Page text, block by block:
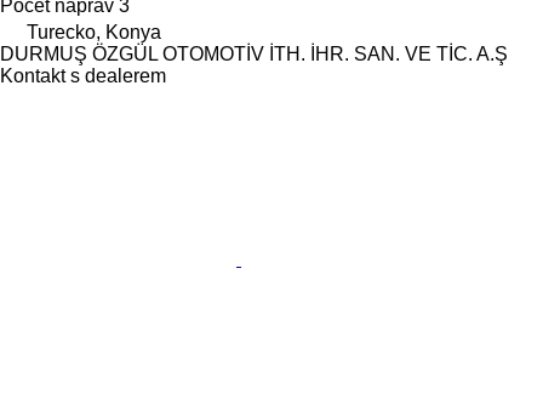
Počet náprav 3
Turecko, Konya
DURMUŞ ÖZGÜL OTOMOTİV İTH. İHR. SAN. VE TİC. A.Ş
Kontakt s dealerem